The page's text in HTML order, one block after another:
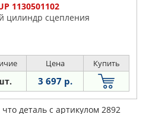
1130501102
цилиндр сцепления
Цена Купить
3 697 р.
деталь с артикулом 2892